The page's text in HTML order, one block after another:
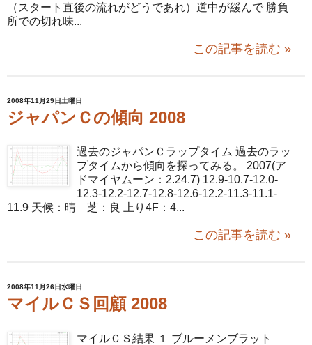
（スタート直後の流れがどうであれ）道中が緩んで 勝負
所での切れ味...
この記事を読む »
2008年11月29日土曜日
ジャパンＣの傾向 2008
過去のジャパンＣラップタイム 過去のラッ
プタイムから傾向を探ってみる。 2007(ア
ドマイヤムーン：2.24.7) 12.9-10.7-12.0-
12.3-12.2-12.7-12.8-12.6-12.2-11.3-11.1-
11.9 天候：晴 芝：良 上り4F：4...
この記事を読む »
2008年11月26日水曜日
マイルＣＳ回顧 2008
マイルＣＳ結果 １ ブルーメンブラット